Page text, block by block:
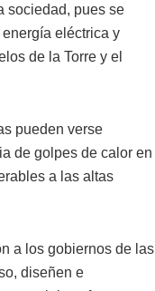
sociedad, pues se
eléctrica y
de la Torre y el
pueden verse
de golpes de calor en
a las altas
a los gobiernos de las
diseñen e